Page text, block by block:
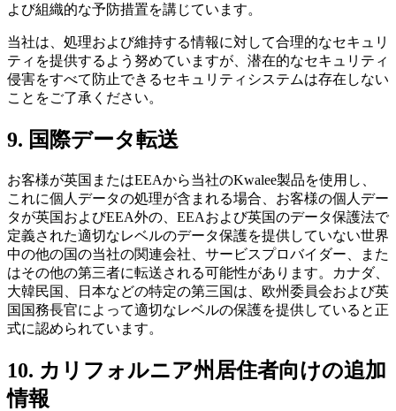
よび組織的な予防措置を講じています。
当社は、処理および維持する情報に対して合理的なセキュリ
ティを提供するよう努めていますが、潜在的なセキュリティ
侵害をすべて防止できるセキュリティシステムは存在しない
ことをご了承ください。
9. 国際データ転送
お客様が英国またはEEAから当社のKwalee製品を使用し、
これに個人データの処理が含まれる場合、お客様の個人デー
タが英国およびEEA外の、EEAおよび英国のデータ保護法で
定義された適切なレベルのデータ保護を提供していない世界
中の他の国の当社の関連会社、サービスプロバイダー、また
はその他の第三者に転送される可能性があります。カナダ、
大韓民国、日本などの特定の第三国は、欧州委員会および英
国国務長官によって適切なレベルの保護を提供していると正
式に認められています。
10. カリフォルニア州居住者向けの追加
情報